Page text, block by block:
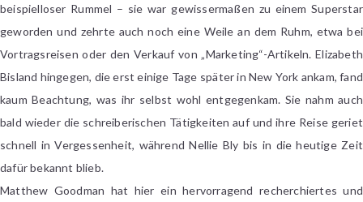
beispielloser Rummel – sie war gewissermaßen zu einem Superstar
geworden und zehrte auch noch eine Weile an dem Ruhm, etwa bei
Vortragsreisen oder den Verkauf von „Marketing“-Artikeln. Elizabeth
Bisland hingegen, die erst einige Tage später in New York ankam, fand
kaum Beachtung, was ihr selbst wohl entgegenkam. Sie nahm auch
bald wieder die schreiberischen Tätigkeiten auf und ihre Reise geriet
schnell in Vergessenheit, während Nellie Bly bis in die heutige Zeit
dafür bekannt blieb.
Matthew Goodman hat hier ein hervorragend recherchiertes und